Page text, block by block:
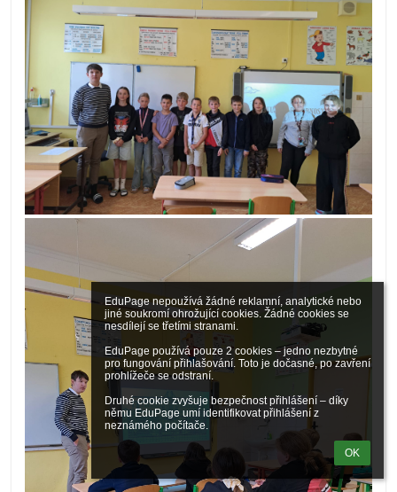
EduPage nepoužívá žádné reklamní, analytické nebo
jiné soukromí ohrožující cookies. Žádné cookies se
nesdílejí se třetími stranami.
EduPage používá pouze 2 cookies – jedno nezbytné
pro fungování přihlašování. Toto je dočasné, po zavření
prohlížeče se odstraní.
Druhé cookie zvyšuje bezpečnost přihlášení – díky
němu EduPage umí identifikovat přihlášení z
neznámého počítače.
OK